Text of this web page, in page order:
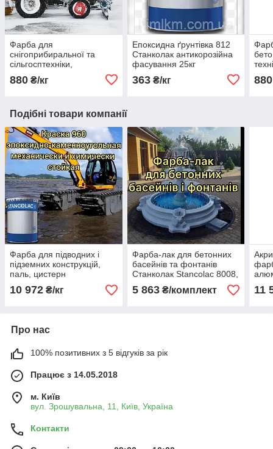
Фарба для
снігоприбиральної та
сільгосптехніки,
Станколак
880 ₴/кг
Епоксидна ґрунтівка 812
Станколак антикорозійна
фасування 25кг
363₴/кг 880
Подібні товари компанії
Фарба для підводних і
підземних конструкцій,
паль, цистерн
кам'яновугільна
епоксидна Станколак 960
10 972 ₴/кг
Фарба-лак для бетонних
басейнів та фонтанів
Станколак Stancolac 8008,
6кг
5 863₴/комплект 11
Про нас
100% позитивних з 5 відгуків за рік
Працює з 14.05.2018
м. Київ
вул. Зрошувальна, 11, Київ, Україна
Контакти